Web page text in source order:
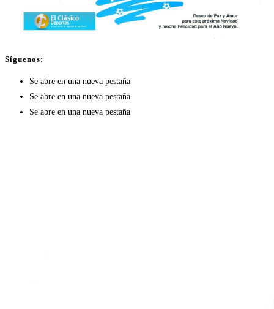
Síguenos:
Se abre en una nueva pestaña
Se abre en una nueva pestaña
Se abre en una nueva pestaña